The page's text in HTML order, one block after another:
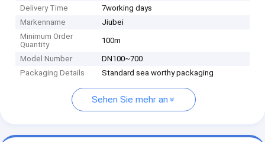
Delivery Time
7working days
Markenname
Jiubei
Minimum Order
Quantity
100m
Model Number
DN100~700
Packaging Details
Standard sea worthy packaging
Sehen Sie mehr an